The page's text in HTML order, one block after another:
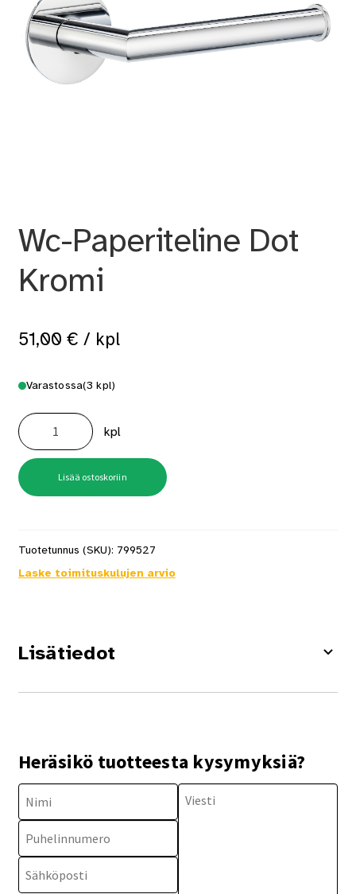
Wc-Paperiteline Dot
Kromi
51,00 € / kpl
Varastossa(3 kpl)
Wc-
Paperiteline
Dot
Kromi
määrä
kpl
Lisää ostoskoriin
Tuotetunnus (SKU): 799527
Laske toimituskulujen arvio
Lisätiedot
Heräsikö tuotteesta kysymyksiä?